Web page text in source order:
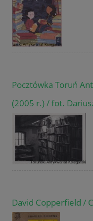
Pocztówka Toruń
(2005 r.) / fot.
David Copperfield /